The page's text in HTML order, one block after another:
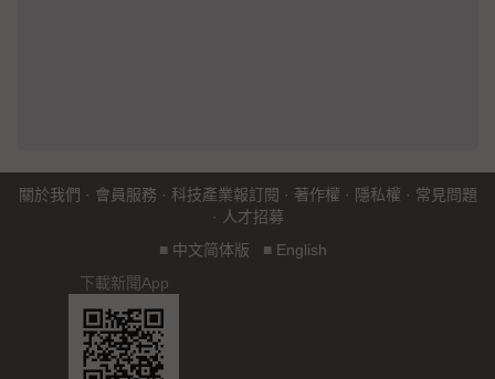
關於我們 · 會員服務 · 科技產業報訂閱 · 著作權 · 隱私權 · 常見問題
· 人才招募
■ 中文简体版 ■ English
下載新聞App